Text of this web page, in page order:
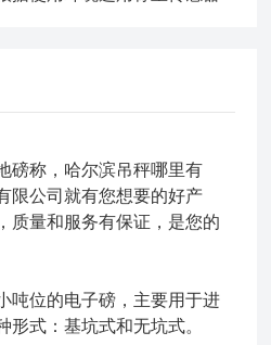
磅称，哈尔滨吊秤哪里有
限公司就有您想要的好产
质量和服务有保证，是您的
吨位的电子磅，主要用于进
形式：基坑式和无坑式。